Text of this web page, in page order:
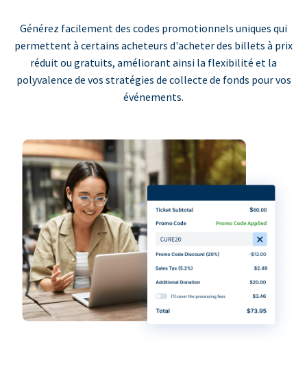
Générez facilement des codes promotionnels uniques qui
permettent à certains acheteurs d'acheter des billets à prix
réduit ou gratuits, améliorant ainsi la flexibilité et la
polyvalence de vos stratégies de collecte de fonds pour vos
événements.